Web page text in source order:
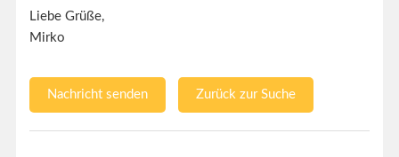
Liebe Grüße,
Mirko
Nachricht senden Zurück zur Suche